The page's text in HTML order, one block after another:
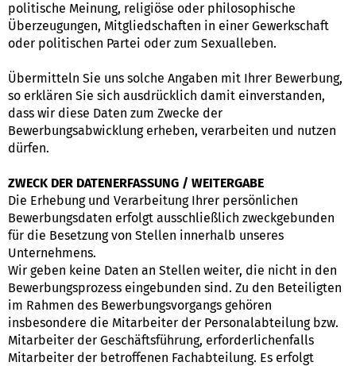
politische Meinung, religiöse oder philosophische
Überzeugungen, Mitgliedschaften in einer Gewerkschaft
oder politischen Partei oder zum Sexualleben.
Übermitteln Sie uns solche Angaben mit Ihrer Bewerbung,
so erklären Sie sich ausdrücklich damit einverstanden,
dass wir diese Daten zum Zwecke der
Bewerbungsabwicklung erheben, verarbeiten und nutzen
dürfen.
ZWECK DER DATENERFASSUNG / WEITERGABE
Die Erhebung und Verarbeitung Ihrer persönlichen
Bewerbungsdaten erfolgt ausschließlich zweckgebunden
für die Besetzung von Stellen innerhalb unseres
Unternehmens.
Wir geben keine Daten an Stellen weiter, die nicht in den
Bewerbungsprozess eingebunden sind. Zu den Beteiligten
im Rahmen des Bewerbungsvorgangs gehören
insbesondere die Mitarbeiter der Personalabteilung bzw.
Mitarbeiter der Geschäftsführung, erforderlichenfalls
Mitarbeiter der betroffenen Fachabteilung. Es erfolgt